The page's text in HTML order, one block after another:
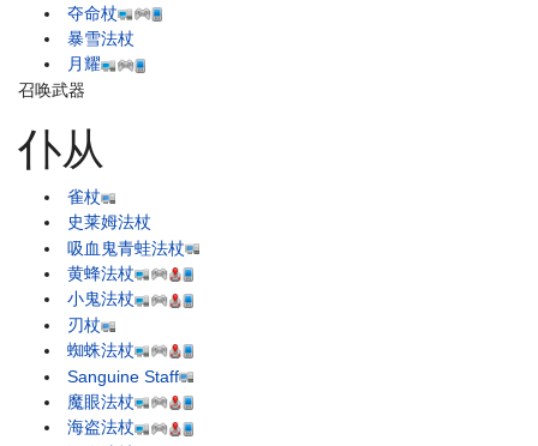
夺命杖
暴雪法杖
月耀
召唤武器
仆从
雀杖
史莱姆法杖
吸血鬼青蛙法杖
黄蜂法杖
小鬼法杖
刃杖
蜘蛛法杖
Sanguine Staff
魔眼法杖
海盗法杖